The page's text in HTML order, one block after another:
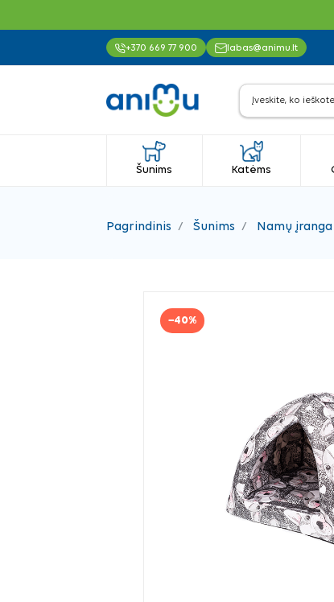
+370 669 77 900 labas@animu.lt
Šunims Katėms
Pagrindinis Šunims Namų įranga
−40%